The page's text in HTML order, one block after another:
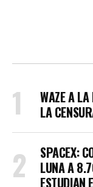
WAZE A
LA
SPACEX:
LUNA A
ESTUDIAN